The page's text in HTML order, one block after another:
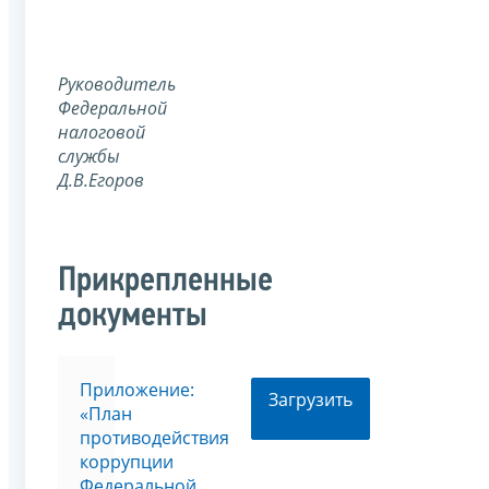
Руководитель
Федеральной
налоговой
службы
Д.В.Егоров
Прикрепленные
документы
Приложение:
«План
противодействия
коррупции
Загрузить